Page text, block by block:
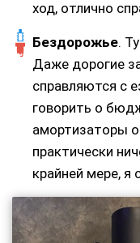
ход, отлично
Бездорожье.
Даже дорогие
справляются с
говорить о
амортизаторы
практически
крайней мере, я